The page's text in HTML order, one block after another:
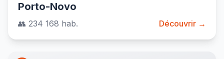
Porto-Novo
👥 234 168 hab. Découvrir →